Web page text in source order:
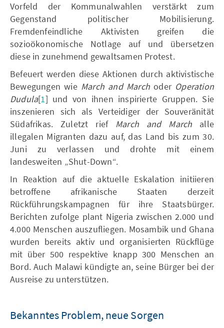
Vorfeld der Kommunalwahlen verstärkt zum
Gegenstand politischer Mobilisierung.
Fremdenfeindliche Aktivisten greifen die
sozioökonomische Notlage auf und übersetzen
diese in zunehmend gewaltsamen Protest.
Befeuert werden diese Aktionen durch aktivistische
Bewegungen wie March and MarchoderOperation
Dudula[1] und von ihnen inspirierte Gruppen. Sie
inszenieren sich als Verteidiger der Souveränität
Südafrikas. Zuletzt rief March and March alle
illegalen Migranten dazu auf, das Land bis zum 30.
Juni zu verlassen und drohte mit einem
landesweiten „Shut-Down“.
In Reaktion auf die aktuelle Eskalation initiieren
betroffene afrikanische Staaten derzeit
Rückführungskampagnen für ihre Staatsbürger.
Berichten zufolge plant Nigeria zwischen 2.000 und
4.000 Menschen auszufliegen. Mosambik und Ghana
wurden bereits aktiv und organisierten Rückflüge
mit über 500 respektive knapp 300 Menschen an
Bord. Auch Malawi kündigte an, seine Bürger bei der
Ausreise zu unterstützen.
Bekanntes Problem, neue Sorgen